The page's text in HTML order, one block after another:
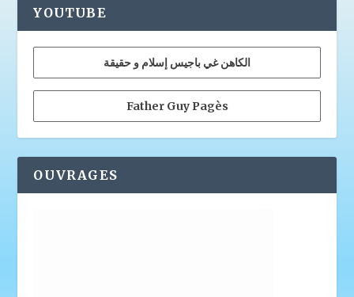
YOUTUBE
الكاهن غي باجيس إسلام و حقيقة
Father Guy Pagès
OUVRAGES